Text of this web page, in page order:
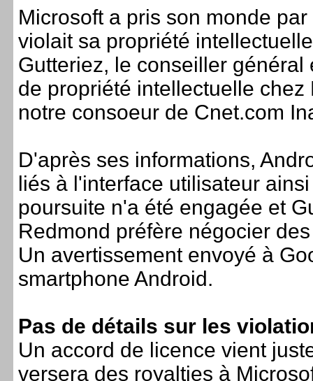
Microsoft a pris son monde
violait sa propriété
Gutteriez, le conseiller
de propriété intellectuelle
notre consoeur de Cnet.com
D'après ses informations,
liés à l'interface utilisateur
poursuite n'a été engagée et
Redmond préfère négocier
Un avertissement envoyé à
smartphone Android.
Pas de détails sur les
Un accord de licence vient
versera des royalties à